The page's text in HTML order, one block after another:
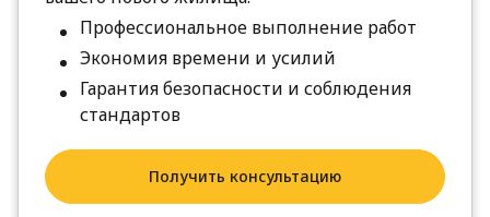
Профессиональное выполнение работ
Экономия времени и усилий
Гарантия безопасности и соблюдения
стандартов
Получить консультацию